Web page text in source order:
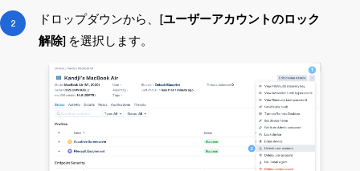
ドロップダウンから、[ユーザーアカウントのロック
解除] を選択します。